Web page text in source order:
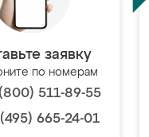
заявку
по номерам
511-89-55
665-24-01